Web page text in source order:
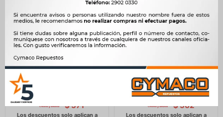
ADITIVO - CUIDADO Y
PROTECCION BOTADORES
HIDRAULICOS 300ML GAT
$571
ESCAPE SONDAS Y
CATALIZADOR 300 ML GAT
$661 $ 678
$562